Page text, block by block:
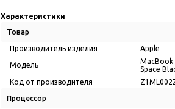
Характеристики
Товар
Производитель изделия Apple
Модель
MacBook
Space
Код от производителя
Процессор